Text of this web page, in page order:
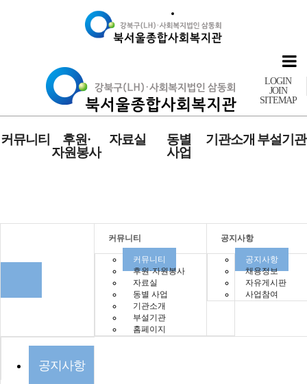
LOGIN
JOIN
SITEMAP
커뮤니티
후원·
자원봉사
자료실
동별
사업
기관소개 부설기관
커뮤니티
커뮤니티
후원·자원봉사
자료실
동별 사업
기관소개
부설기관
홈페이지
공지사항
공지사항
채용정보
자유게시판
사업참여
공지사항